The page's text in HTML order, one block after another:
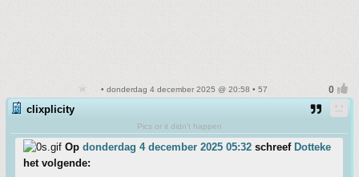
• donderdag 4 december 2025 @ 20:58 • 57
clixplicity
Pics or it didn't happen
Op donderdag 4 december 2025 05:32 schreef Dotteke
het volgende: